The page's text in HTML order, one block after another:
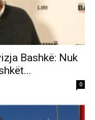
Bashkë: Nuk
0